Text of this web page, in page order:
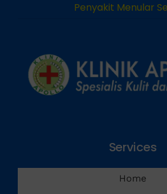
Penyakit Menular
Services
Home